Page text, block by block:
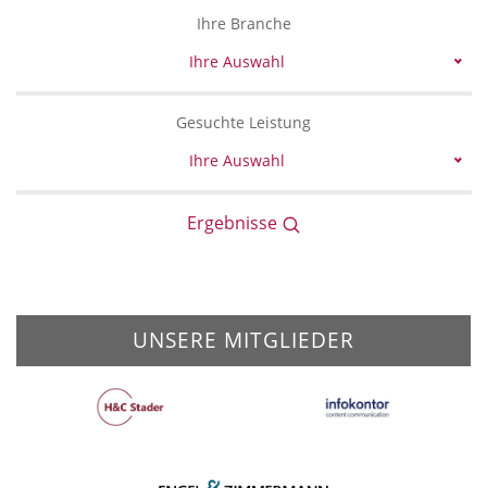
Ihre Branche
Ihre Auswahl
Gesuchte Leistung
Ihre Auswahl
Ergebnisse
UNSERE MITGLIEDER